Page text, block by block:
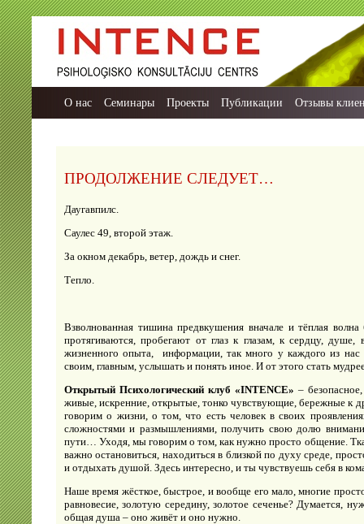
О нас Семинары Проекты Публикации Отзывы
ПРОДОЛЖЕНИЕ СЛЕДУЕТ…
Даугавпилс.
Саулес 49, второй этаж.
За окном декабрь, ветер, дождь и снег.
Тепло.
Взволнованная тишина предвкушения вначале и тёплая
протягиваются, пробегают от глаз к глазам, к сердцу, душе,
жизненного опыта, информации, так много у каждого из
своим, главным, услышать и понять иное. И от этого стать
Открытый Психологический клуб «INTENCE» –
живые, искренние, открытые, тонко чувствующие, бережные
говорим о жизни, о том, что есть человек в своих
сложностями и размышлениями, получить свою долю
пути… Уходя, мы говорим о том, как нужно просто общение.
важно остановиться, находиться в близкой по духу среде,
и отдыхать душой. Здесь интересно, и ты чувствуешь себя в
Наше время жёсткое, быстрое, и вообще его мало, многие
равновесие, золотую середину, золотое сеченье? Думается,
общая душа – оно живёт и оно нужно.